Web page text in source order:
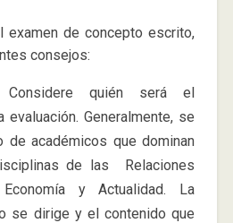
examen de concepto escrito,
consejos:
Considere quién será el
Generalmente, se
de académicos que dominan
de las Relaciones
Economía y Actualidad. La
se dirige y el contenido que